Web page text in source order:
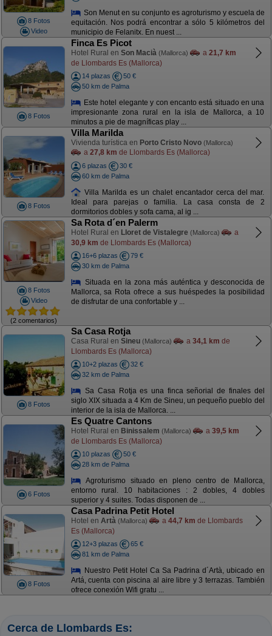
8 Fotos
Video
Son Menut en su conjunto es agroturismo y escuela de
equitación. Nos podrá encontrar a sólo 5 kilómetros del
municipio de Felanitx. En nuest ...
8 Fotos
Finca Es Picot
Hotel Rural en Son Macià (Mallorca) a 21,7 km
de Llombards Es (Mallorca)
14 plazas
50 €
50 km de Palma
Este hotel elegante y con encanto está situado en una
impresionante zona rural en la isla de Mallorca, a 10
minutos a pie de magníficas play ...
8 Fotos
Villa Marilda
Vivienda turística en Porto Cristo Novo (Mallorca)
a 27,8 km de Llombards Es (Mallorca)
6 plazas
30 €
60 km de Palma
Villa Marilda es un chalet encantador cerca del mar.
Ideal para parejas o familia. La casa consta de 2
dormitorios dobles y sofa cama, al ig ...
8 Fotos
Video
(2 comentarios)
Sa Rota d´en Palerm
Hotel Rural en Lloret de Vistalegre (Mallorca)
a
30,9 km de Llombards Es (Mallorca)
16+6 plazas
79 €
30 km de Palma
Situada en la zona más auténtica y desconocida de
Mallorca, sa Rota ofrece a sus huéspedes la posibilidad
de disfrutar de una confortable y ...
8 Fotos
Sa Casa Rotja
Casa Rural en Sineu (Mallorca) a 34,1 km de
Llombards Es (Mallorca)
10+2 plazas
32 €
32 km de Palma
Sa Casa Rotja es una finca señorial de finales del
siglo XIX situada a 4 Km de Sineu, un pequeño pueblo del
interior de la isla de Mallorca. ...
6 Fotos
Es Quatre Cantons
Hotel Rural en Binissalem (Mallorca) a 39,5 km
de Llombards Es (Mallorca)
10 plazas
50 €
28 km de Palma
Agroturismo situado en pleno centro de Mallorca,
entorno rural. 10 habitaciones : 2 dobles, 4 dobles
superior y 4 suites. Todas disponen de ...
8 Fotos
Casa Padrina Petit Hotel
Hotel en Artà (Mallorca) a 44,7 km de Llombards
Es (Mallorca)
12+3 plazas
65 €
81 km de Palma
Nuestro Petit Hotel Ca Sa Padrina d´Artà, ubicado en
Artá, cuenta con piscina al aire libre y 3 terrazas. También
ofrece conexión Wifi gratu ...
Cerca de Llombards Es: